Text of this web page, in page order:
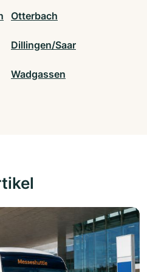
Otterbach
Dillingen/Saar
Wadgassen